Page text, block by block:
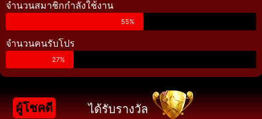
จำนวนสมาชิกกำลังใช้งาน
55%
จำนวนคนรับโปร
27%
ผู้โชคดี ได้รับรางวัล